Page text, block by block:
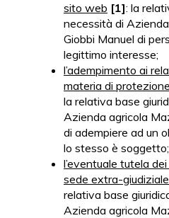
sito web [1]: la
necessità di
Giobbi Manuel di
legittimo interesse;
l’adempimento ai
materia di
la relativa base
Azienda agricola
di adempiere ad un
lo stesso è soggetto;
l’eventuale tutela
sede extra-
relativa base
Azienda agricola